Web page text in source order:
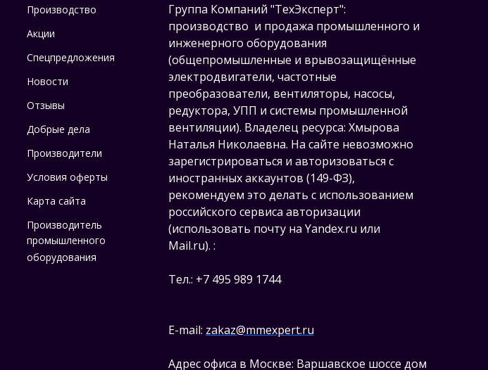
Производство
Акции
Спецпредложения
Новости
Отзывы
Добрые дела
Производители
Условия оферты
Карта сайта
Производитель
промышленного
оборудования
Группа Компаний "ТехЭксперт":
производство и продажа промышленного и
инженерного оборудования
(общепромышленные и врывозащищённые
электродвигатели, частотные
преобразователи, вентиляторы, насосы,
редуктора, УПП и системы промышленной
вентиляции). Владелец ресурса: Хмырова
Наталья Николаевна. На сайте невозможно
зарегистрироваться и авторизоваться с
иностранных аккаунтов (149-ФЗ),
рекомендуем это делать с использованием
российского сервиса авторизации
(использовать почту на Yandex.ru или
Mail.ru). :
Тел.: +7 495 989 1744
E-mail: zakaz@mmexpert.ru
Адрес офиса в Москве: Варшавское шоссе дом